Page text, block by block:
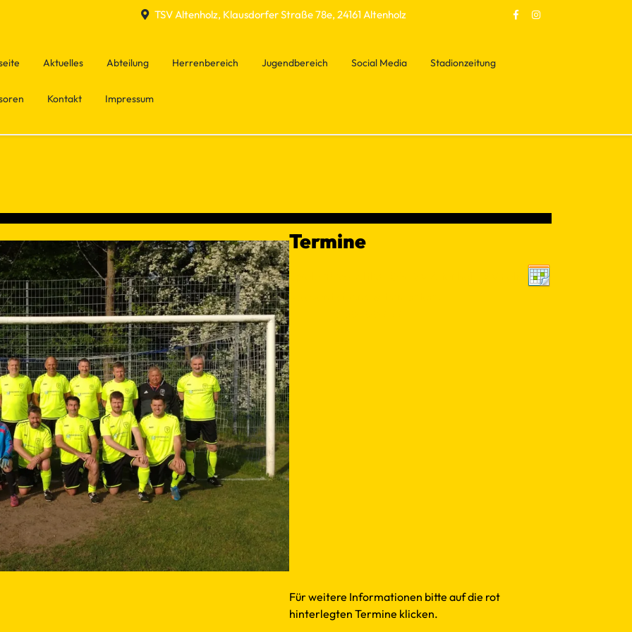
TSV Altenholz, Klausdorfer Straße 78e, 24161 Altenholz
Aktuelles Abteilung Herrenbereich Jugendbereich Social Media Stadionzeitung
Kontakt Impressum
Termine
No events found within criteria
←
Für weitere Informationen bitte auf die rot
hinterlegten Termine klicken.